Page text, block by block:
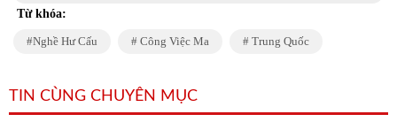
Từ khóa:
Nghề Hư Cấu Công Việc Ma Trung Quốc
TIN CÙNG CHUYÊN MỤC